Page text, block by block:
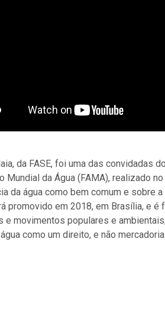
da FASE, foi uma das convidadas
Mundial da Água (FAMA), realizado
da água como bem comum e sobre
promovido em 2018, em Brasília, e
e movimentos populares e
como um direito, e não